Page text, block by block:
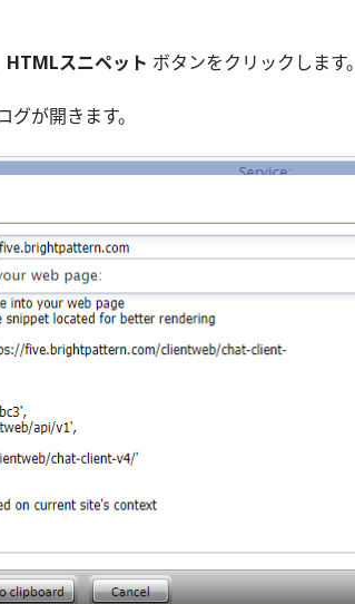
HTMLスニペット ボタンをクリックします。
グが開きます。